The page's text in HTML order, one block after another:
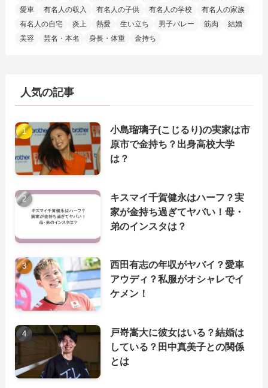
愛車
有名人の収入 有名人の子供 有名人の学校
有名人の家族
有名人の自宅
炎上 熱愛 生い立ち 男子バレー 筋肉
結婚
美容
芸名・本名 身長・体重 金持ち
人気の記事
小島瑠璃子(こじるり)の実家は市
原市で金持ち？出身高校大学
は？
キスマイ千賀健永はハーフ？実
家が金持ち過ぎてヤバい！母・
弟のインスタは？
西田有志の年収がヤバイ？愛車
アウディ？私服がオシャレでイ
ケメン！
戸嵜嵩大に彼女はいる？結婚は
している？田中真美子との関係
とは